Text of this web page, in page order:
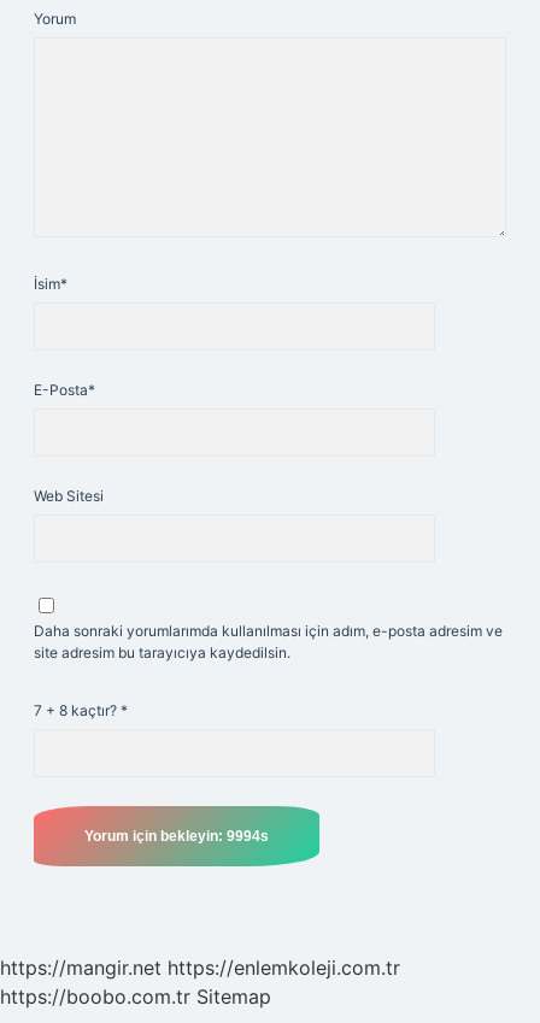
Yorum
İsim*
E-Posta*
Web Sitesi
Daha sonraki yorumlarımda kullanılması için adım, e-posta adresim ve
site adresim bu tarayıcıya kaydedilsin.
7 + 8 kaçtır? *
https://mangir.net https://enlemkoleji.com.tr
https://boobo.com.tr Sitemap